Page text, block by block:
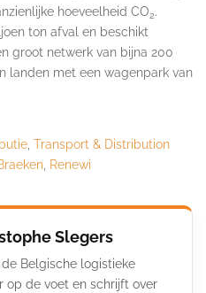
hoeveelheid CO2.
ton afval en beschikt
groot netwerk van bijna 200
landen met een wagenpark van
, Transport & Distribution
, Renewi
Slegers
Belgische logistieke
op de voet en schrijft over